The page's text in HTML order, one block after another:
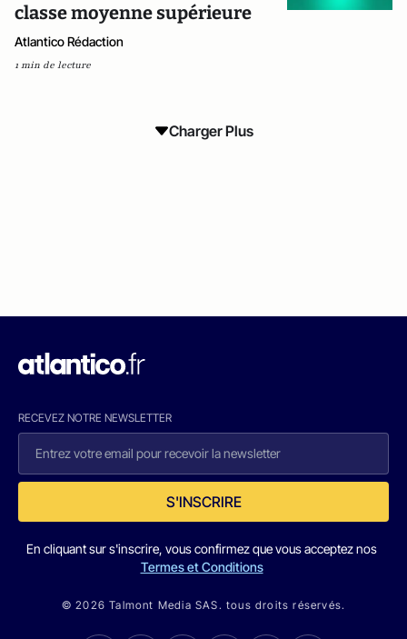
classe moyenne supérieure
Atlantico Rédaction
1 min de lecture
Charger Plus
RECEVEZ NOTRE NEWSLETTER
S'INSCRIRE
En cliquant sur s'inscrire, vous confirmez que vous acceptez nos
Termes et Conditions
© 2026 Talmont Media SAS. tous droits réservés.